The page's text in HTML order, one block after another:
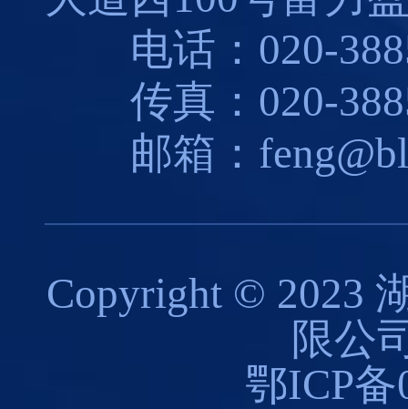
电话：020-
传真：020-
邮箱：
Copyright © 2023
限公
鄂ICP备